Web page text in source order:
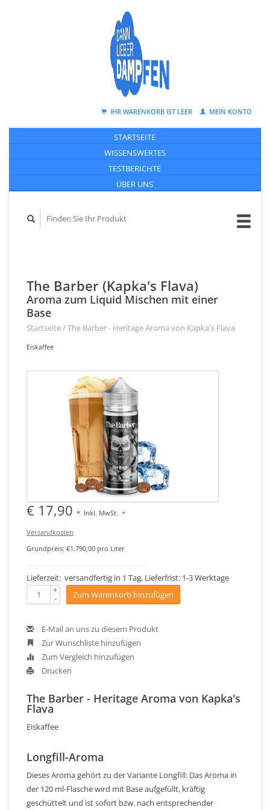
IHR WARENKORB IST LEER MEIN KONTO
STARTSEITE
WISSENSWERTES
TESTBERICHTE
ÜBER UNS
The Barber (Kapka's Flava)
Aroma zum Liquid Mischen mit einer
Base
Startseite/The Barber - Heritage Aroma von Kapka's Flava
Eiskaffee
€ 17,90 * Inkl. MwSt. +
Versandkosten
Grundpreis: €1.790,00 pro Liter
Lieferzeit: versandfertig in 1 Tag, Lieferfrist: 1-3 Werktage
+
- Zum Warenkorb hinzufügen
E-Mail an uns zu diesem Produkt
Zur Wunschliste hinzufügen
Zum Vergleich hinzufügen
Drucken
The Barber - Heritage Aroma von Kapka's
Flava
Eiskaffee
Longfill-Aroma
Dieses Aroma gehört zu der Variante Longfill: Das Aroma in
der 120 ml-Flasche wird mit Base aufgefüllt, kräftig
geschüttelt und ist sofort bzw. nach entsprechender